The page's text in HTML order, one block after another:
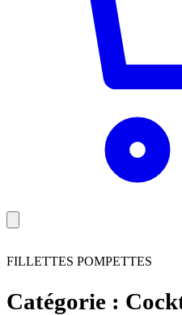
FILLETTES POMPETTES
Catégorie :